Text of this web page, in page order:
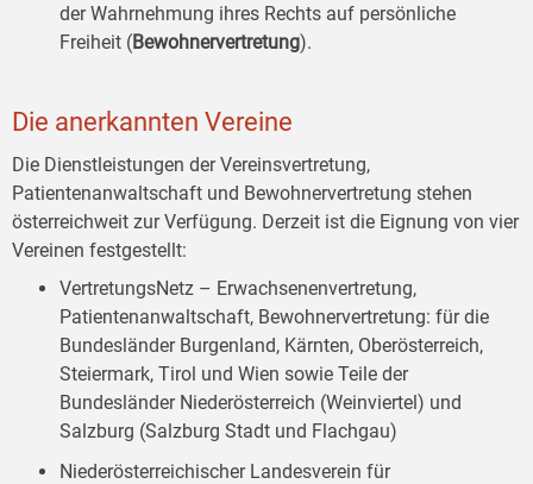
der Wahrnehmung ihres Rechts auf persönliche
Freiheit (Bewohnervertretung).
Die anerkannten Vereine
Die Dienstleistungen der Vereinsvertretung,
Patientenanwaltschaft und Bewohnervertretung stehen
österreichweit zur Verfügung. Derzeit ist die Eignung von vier
Vereinen festgestellt:
VertretungsNetz – Erwachsenenvertretung,
Patientenanwaltschaft, Bewohnervertretung: für die
Bundesländer Burgenland, Kärnten, Oberösterreich,
Steiermark, Tirol und Wien sowie Teile der
Bundesländer Niederösterreich (Weinviertel) und
Salzburg (Salzburg Stadt und Flachgau)
Niederösterreichischer Landesverein für